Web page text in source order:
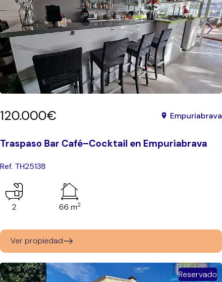
120.000€ Empuriabrava
Traspaso Bar Café–Cocktail en Empuriabrava
Ref. TH25138
2 66 m2
Ver propiedad
Reservado